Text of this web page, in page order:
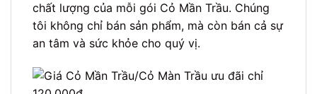
chất lượng của mỗi gói Cỏ Mần Trầu. Chúng
tôi không chỉ bán sản phẩm, mà còn bán cả sự
an tâm và sức khỏe cho quý vị.